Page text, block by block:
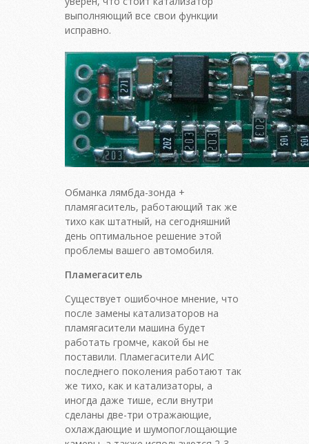
выполняющий все свои функции
исправно.
Обманка лямбда-зонда +
пламягаситель, работающий так же
тихо как штатный, на сегодняшний
день оптимальное решение этой
проблемы вашего автомобиля.
Пламегаситель
Существует ошибочное мнение, что
после замены катализаторов на
пламягасители машина будет
работать громче, какой бы не
поставили. Пламегасители АИС
последнего поколения работают так
же тихо, как и катализаторы, а
иногда даже тише, если внутри
сделаны две-три отражающие,
охлаждающие и шумопоглощающие